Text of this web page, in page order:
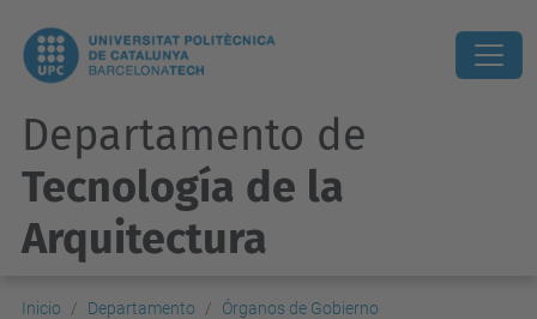
Departamento de
Tecnología de la
Arquitectura
Inicio Departamento
Órganos de Gobierno